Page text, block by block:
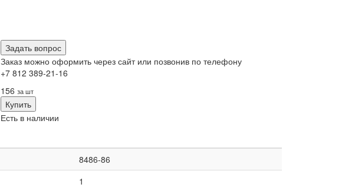
Задать вопрос
Заказ можно оформить через сайт или позвонив по телефону
+7 812 389-21-16
156 за шт
Купить
Есть в наличии
8486-86
1